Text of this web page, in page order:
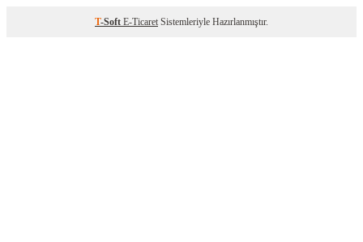
T-Soft E-Ticaret Sistemleriyle Hazırlanmıştır.